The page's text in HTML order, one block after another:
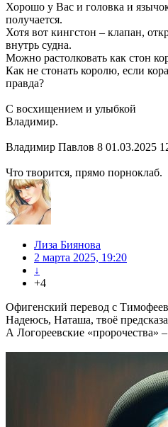
Хорошо у Вас и головка и
получается.
Хотя вот кингстон – клапан,
внутрь судна.
Можно растолковать как стон
Как не стонать королю, если
правда?
С восхищением и улыбкой
Владимир.
Владимир Павлов 8 01.03.2025
Что творится, прямо порноклаб.
Лиза Биянова
2 марта 2025, 19:20
↓
+4
Офигенский перевод с
Надеюсь, Наташа, твоё
А Логореевские «пророчества»